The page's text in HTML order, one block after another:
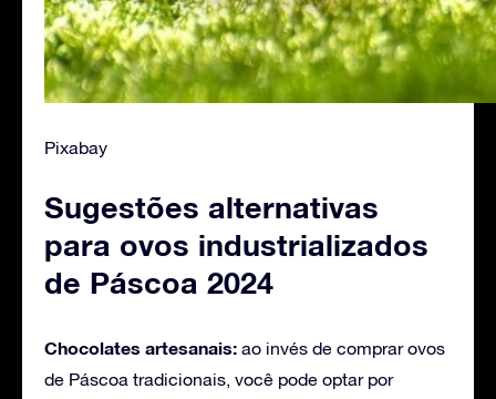
Pixabay
Sugestões alternativas
para ovos industrializados
de Páscoa 2024
Chocolates artesanais: ao invés de comprar ovos
de Páscoa tradicionais, você pode optar por